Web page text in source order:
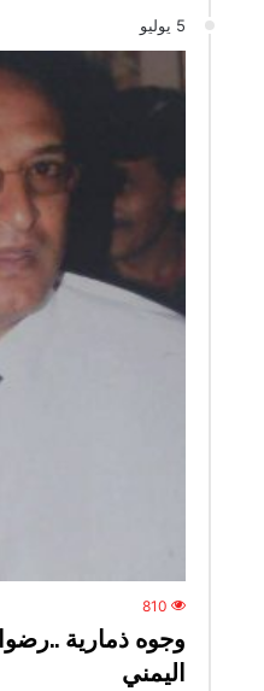
5 يوليو
810
وجوه ذمارية
اليمني